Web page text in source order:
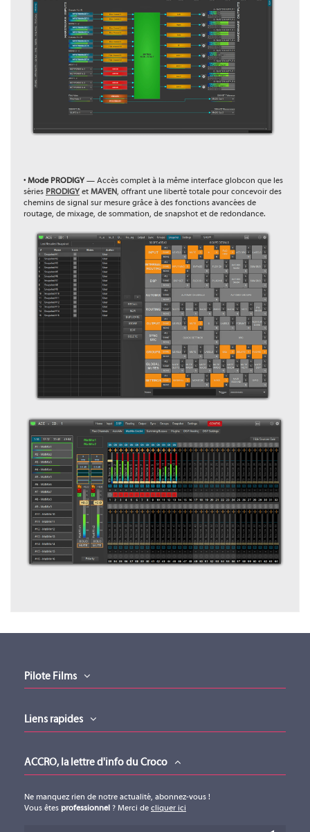
• Mode PRODIGY — Accès complet à la même interface globcon que les
séries PRODIGY et MAVEN, offrant une liberté totale pour concevoir des
chemins de signal sur mesure grâce à des fonctions avancées de
routage, de mixage, de sommation, de snapshot et de redondance.
DIRECTOUT
TECHNOLOGIES
Pilote Films
Liens rapides
ACCRO, la lettre d'info du Croco
Ne manquez rien de notre actualité, abonnez-vous !
Vous êtes professionnel ? Merci de cliquer ici